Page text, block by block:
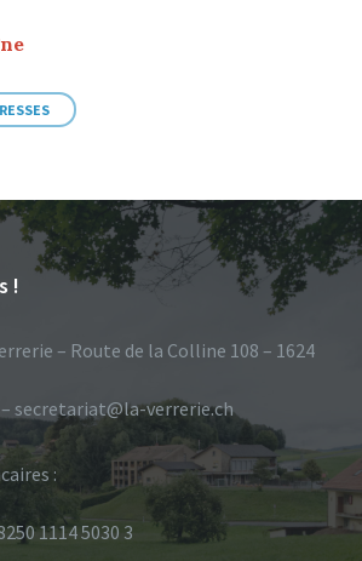
!
– Route de la Colline 108 – 1624
– secretariat@la-verrerie.ch
:
1114 5030 3